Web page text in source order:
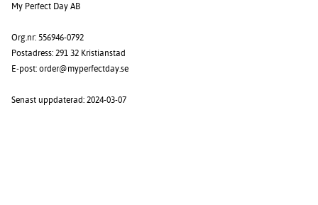
My Perfect Day AB
Org.nr: 556946-0792
Postadress: 291 32 Kristianstad
E-post: order@myperfectday.se
Senast uppdaterad: 2024-03-07